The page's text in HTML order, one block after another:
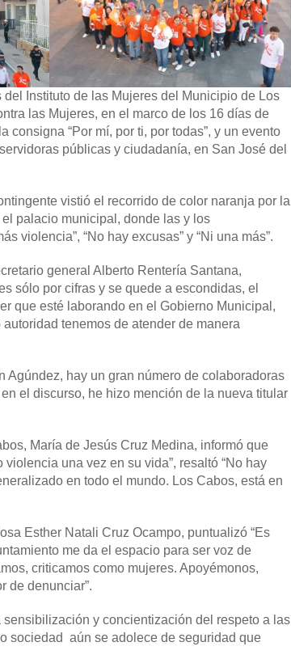
Instituto de las Mujeres del Municipio de Los
las Mujeres, en el marco de los 16 días de
“Por mí, por ti, por todas”, y un evento
públicas y ciudadanía, en San José del
vistió el recorrido de color naranja por la
palacio municipal, donde las y los
violencia”, “No hay excusas” y “Ni una más”.
general Alberto Rentería Santana,
sólo por cifras y se quede a escondidas, el
que esté laborando en el Gobierno Municipal,
tenemos de atender de manera
hay un gran número de colaboradoras
el discurso, he hizo mención de la nueva titular
María de Jesús Cruz Medina, informó que
una vez en su vida”, resaltó “No hay
en todo el mundo. Los Cabos, está en
Esther Natali Cruz Ocampo, puntualizó “Es
me da el espacio para ser voz de
criticamos como mujeres. Apoyémonos,
de denunciar”.
y concientización del respeto a las
sociedad aún se adolece de seguridad que